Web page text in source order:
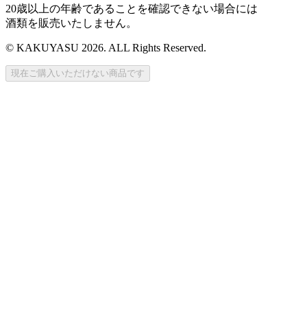
20歳以上の年齢であることを確認できない場合には
酒類を販売いたしません。
© KAKUYASU 2026. ALL Rights Reserved.
現在ご購入いただけない商品です